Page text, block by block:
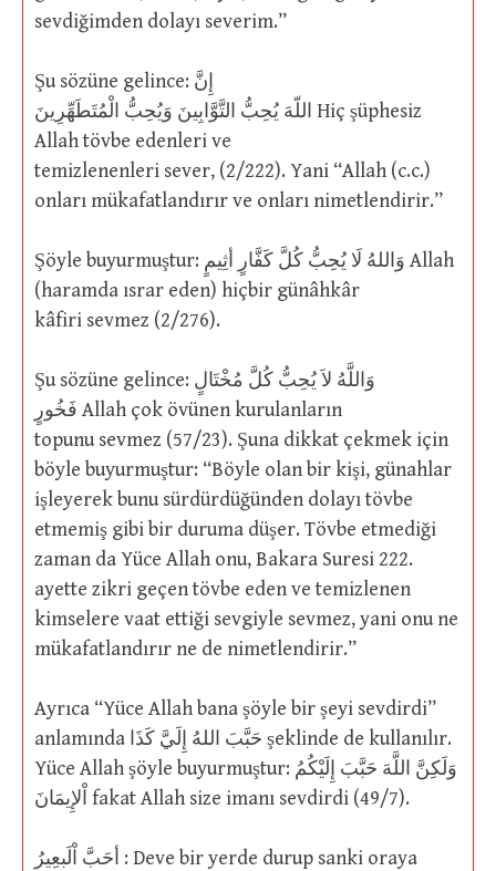
sevdiğimden dolayı severim.”
Şu sözüne gelince: إِنَّ
اللّهَ يُحِبُّ التَّوَّابِينَ وَيُحِبُّ الْمُتَطَهِّرِينَ Hiç şüphesiz
Allah tövbe edenleri ve
temizlenenleri sever, (2/222). Yani “Allah (c.c.)
onları mükafatlandırır ve onları nimetlendirir.”
Şöyle buyurmuştur: وَاللهُ لَا يُحِبُّ كُلَّ كَفَّارٍ أثِيمٍ Allah
(haramda ısrar eden) hiçbir günâhkâr
kâfiri sevmez (2/276).
Şu sözüne gelince: وَاللَّهُ لاَ يُحِبُّ كُلَّ مُخْتَالٍ
فَخُورٍ Allah çok övünen kurulanların
topunu sevmez (57/23). Şuna dikkat çekmek için
böyle buyurmuştur: “Böyle olan bir kişi, günahlar
işleyerek bunu sürdürdüğünden dolayı tövbe
etmemiş gibi bir duruma düşer. Tövbe etmediği
zaman da Yüce Allah onu, Bakara Suresi 222.
ayette zikri geçen tövbe eden ve temizlenen
kimselere vaat ettiği sevgiyle sevmez, yani onu ne
mükafatlandırır ne de nimetlendirir.”
Ayrıca “Yüce Allah bana şöyle bir şeyi sevdirdi”
anlamında حَبَّبَ اللهُ إِلَيَّ كَذَا şeklinde de kullanılır.
Yüce Allah şöyle buyurmuştur: وَلَكِنَّ اللَّهَ حَبَّبَ إِلَيْكُمُ
اْلإِيمَانَ fakat Allah size imanı sevdirdi (49/7).
أحَبَّ اْلَبعِيرُ : Deve bir yerde durup sanki oraya